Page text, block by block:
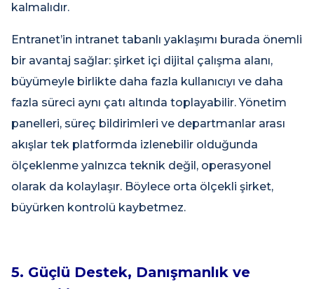
kalmalıdır.
Entranet’in intranet tabanlı yaklaşımı burada önemli
bir avantaj sağlar: şirket içi dijital çalışma alanı,
büyümeyle birlikte daha fazla kullanıcıyı ve daha
fazla süreci aynı çatı altında toplayabilir. Yönetim
panelleri, süreç bildirimleri ve departmanlar arası
akışlar tek platformda izlenebilir olduğunda
ölçeklenme yalnızca teknik değil, operasyonel
olarak da kolaylaşır. Böylece orta ölçekli şirket,
büyürken kontrolü kaybetmez.
5. Güçlü Destek, Danışmanlık ve